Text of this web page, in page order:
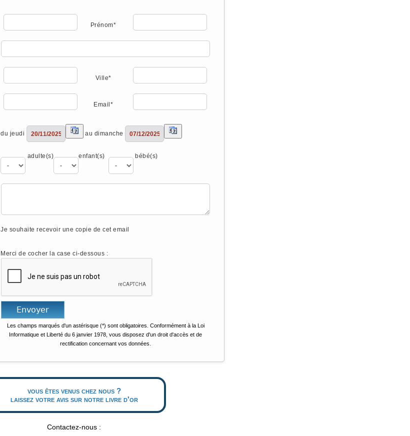
Prénom*
Ville*
Email*
du jeudi au dimanche
adulte(s) enfant(s) bébé(s)
Je souhaite recevoir une copie de cet email
Merci de cocher la case ci-dessous :
Les champs marqués d'un astérisque (*) sont obligatoires. Conformément à la Loi
Informatique et Liberté du 6 janvier 1978, vous disposez d'un droit d'accès et de
rectification concernant vos données.
vous êtes venus chez nous ?
laissez votre avis sur notre livre d'or
Contactez-nous :